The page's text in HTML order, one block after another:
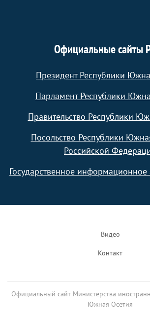
Официальные сайты
Президент Республики
Парламент Республики
Правительство Республики
Посольство Республики
Российской
Государственное информационное
Видео
Контакт
Официальный сайт Министерства
Южная Осетия